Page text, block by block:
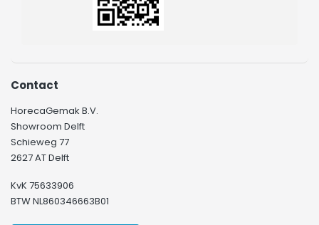
Contact
HorecaGemak B.V.
Showroom Delft
Schieweg 77
2627 AT Delft
KvK 75633906
BTW NL860346663B01